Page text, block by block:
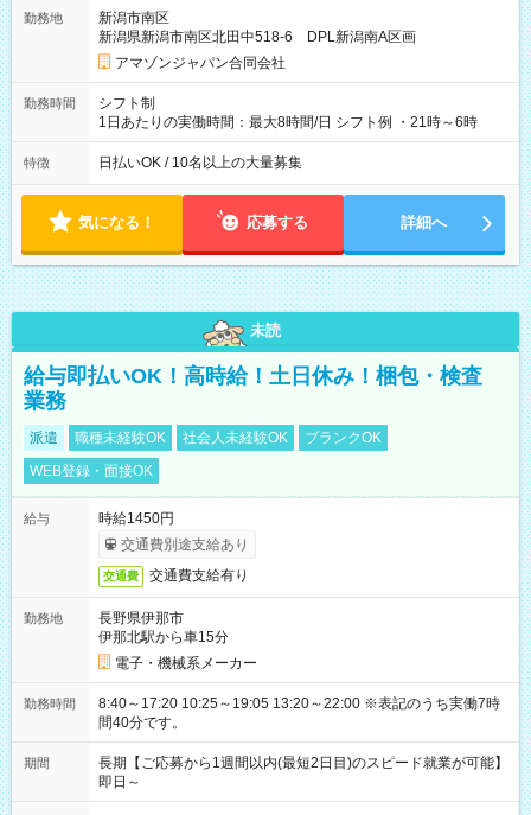
☆Amazon直雇用で安定して働けます！ 【試用期間】試用期間
あり 試用期間の長さ：1週間 雇用形態、給与は本採用時と同じ
です。
勤務地
新潟市南区
新潟県新潟市南区北田中518-6 DPL新潟南A区画
アマゾンジャパン合同会社
勤務時間
シフト制
1日あたりの実働時間：最大8時間/日 シフト例 ・21時～6時
特徴 日払いOK / 10名以上の大量募集
気になる！ 応募する 詳細へ
未読
給与即払いOK！高時給！土日休み！梱包・検査
業務
派遣 職種未経験OK 社会人未経験OK
ブランクOK
WEB登録・面接OK
給与
時給1450円
交通費別途支給あり
交通費 交通費支給有り
勤務地
長野県伊那市
伊那北駅から車15分
電子・機械系メーカー
勤務時間
8:40～17:20 10:25～19:05 13:20～22:00 ※表記のうち実働7時
間40分です。
期間
長期【ご応募から1週間以内(最短2日目)のスピード就業が可能】
即日～